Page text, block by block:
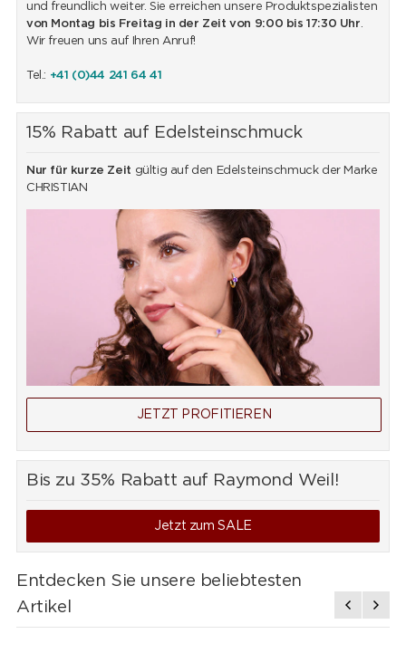
und freundlich weiter. Sie erreichen unsere Produktspezialisten
von Montag bis Freitag in der Zeit von 9:00 bis 17:30 Uhr.
Wir freuen uns auf Ihren Anruf!
Tel.: +41 (0)44 241 64 41
15% Rabatt auf Edelsteinschmuck
Nur für kurze Zeit gültig auf den Edelsteinschmuck der Marke
CHRISTIAN
JETZT PROFITIEREN
Bis zu 35% Rabatt auf Raymond Weil!
Jetzt zum SALE
Entdecken Sie unsere beliebtesten
Artikel